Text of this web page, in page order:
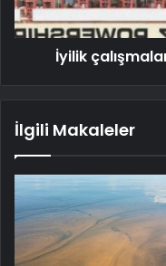
İyilik
İlgili Makaleler